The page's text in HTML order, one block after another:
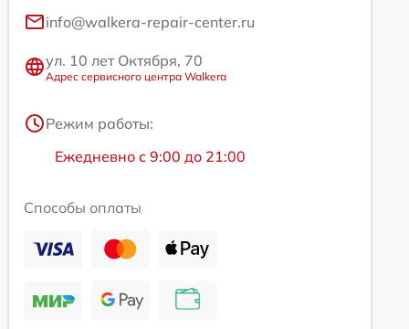
info@walkera-repair-center.ru
ул. 10 лет Октября, 70
Адрес сервисного центра Walkera
Режим работы:
Ежедневно с 9:00 до 21:00
Способы оплаты